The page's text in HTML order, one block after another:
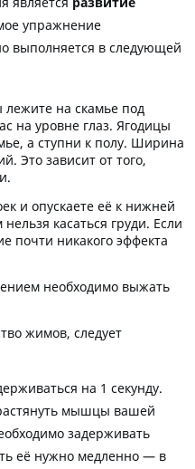
упражнение
выполняется в следующей
на скамье под
на уровне глаз. Ягодицы
а ступни к полу. Ширина
Это зависит от того,
и опускаете её к нижней
касаться груди. Если
почти никакого эффекта
необходимо выжать
жимов, следует
на 1 секунду.
мышцы вашей
задерживать
её нужно медленно — в